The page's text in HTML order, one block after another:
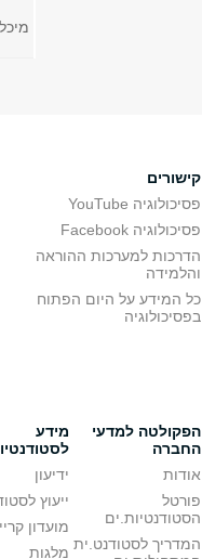
קישורים
פסיכולוגיה YouTube
פסיכולוגיה Facebook
הדרכות למערכות ההוראה
והלמידה
כל המידע על היום הפתוח
בפסיכולוגיה
הפקולטה למדעי
החברה
אודות
פורטל
הסטודנטיות.ים
המדריך לסטודנט.ית
מידע
ידיעון
ייעוץ
מועדון
מלגות